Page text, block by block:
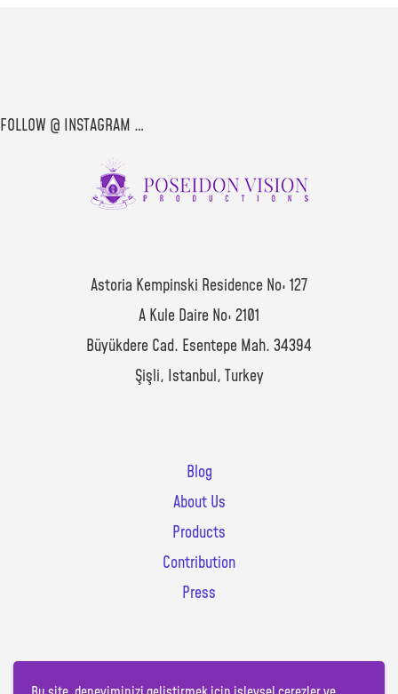
FOLLOW @ INSTAGRAM …
Astoria Kempinski Residence No: 127
A Kule Daire No: 2101
Büyükdere Cad. Esentepe Mah. 34394
Şişli, Istanbul, Turkey
Blog
About Us
Products
Contribution
Press